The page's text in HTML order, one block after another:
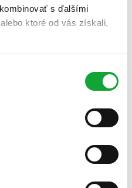
s ďalšími
ktoré od vás získali,